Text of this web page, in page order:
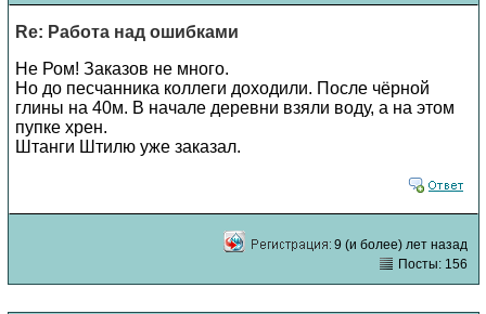
Re: Работа над ошибками
Не Ром! Заказов не много.
Но до песчанника коллеги доходили. После чёрной
глины на 40м. В начале деревни взяли воду, а на этом
пупке хрен.
Штанги Штилю уже заказал.
9 (и более) лет назад
Посты: 156